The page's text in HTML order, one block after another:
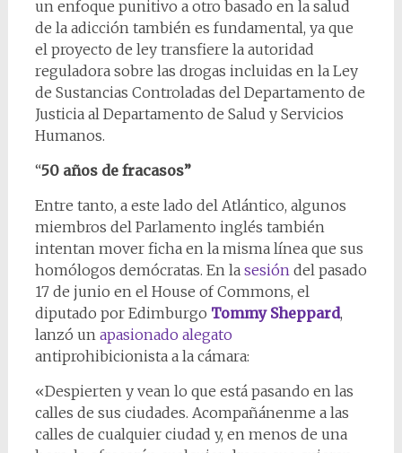
un enfoque punitivo a otro basado en la salud
de la adicción también es fundamental, ya que
el proyecto de ley transfiere la autoridad
reguladora sobre las drogas incluidas en la Ley
de Sustancias Controladas del Departamento de
Justicia al Departamento de Salud y Servicios
Humanos.
“50 años de fracasos”
Entre tanto, a este lado del Atlántico, algunos
miembros del Parlamento inglés también
intentan mover ficha en la misma línea que sus
homólogos demócratas. En la sesión del pasado
17 de junio en el House of Commons, el
diputado por Edimburgo Tommy Sheppard,
lanzó un apasionado alegato
antiprohibicionista a la cámara:
«Despierten y vean lo que está pasando en las
calles de sus ciudades. Acompañánenme a las
calles de cualquier ciudad y, en menos de una